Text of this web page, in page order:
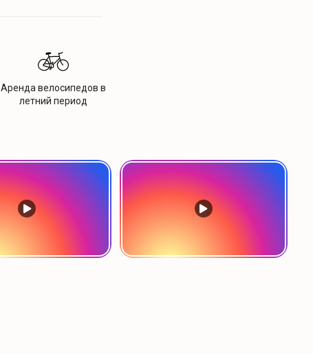
Аренда велосипедов в
летний период